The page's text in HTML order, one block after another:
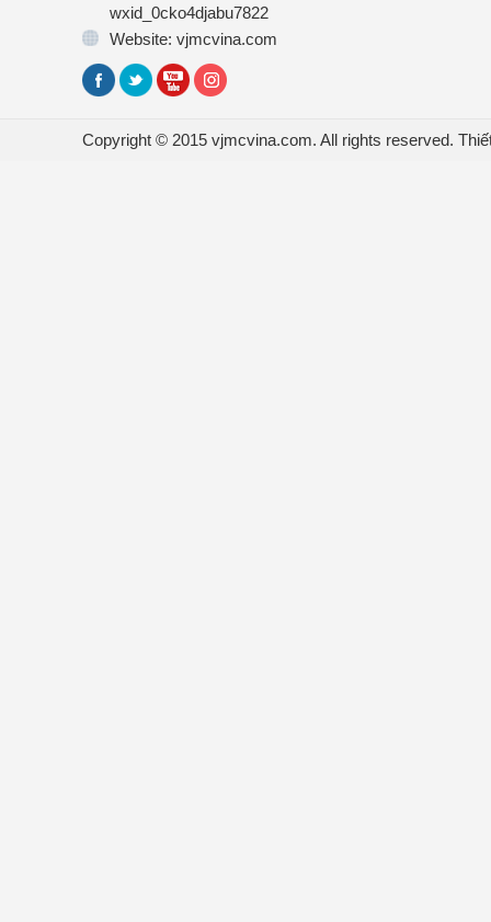
wxid_0cko4djabu7822
Website: vjmcvina.com
Copyright © 2015 vjmcvina.com. All rights reserved.